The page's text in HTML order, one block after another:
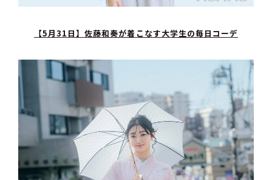
【5月31日】佐藤和奏が着こなす大学生の毎日コーデ